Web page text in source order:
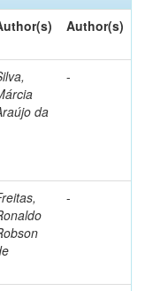
Author(s)
da
-
-